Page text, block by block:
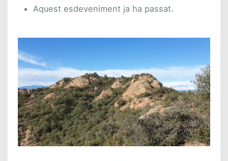
Aquest esdeveniment ja ha passat.